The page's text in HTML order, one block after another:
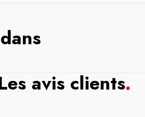
avis clients.